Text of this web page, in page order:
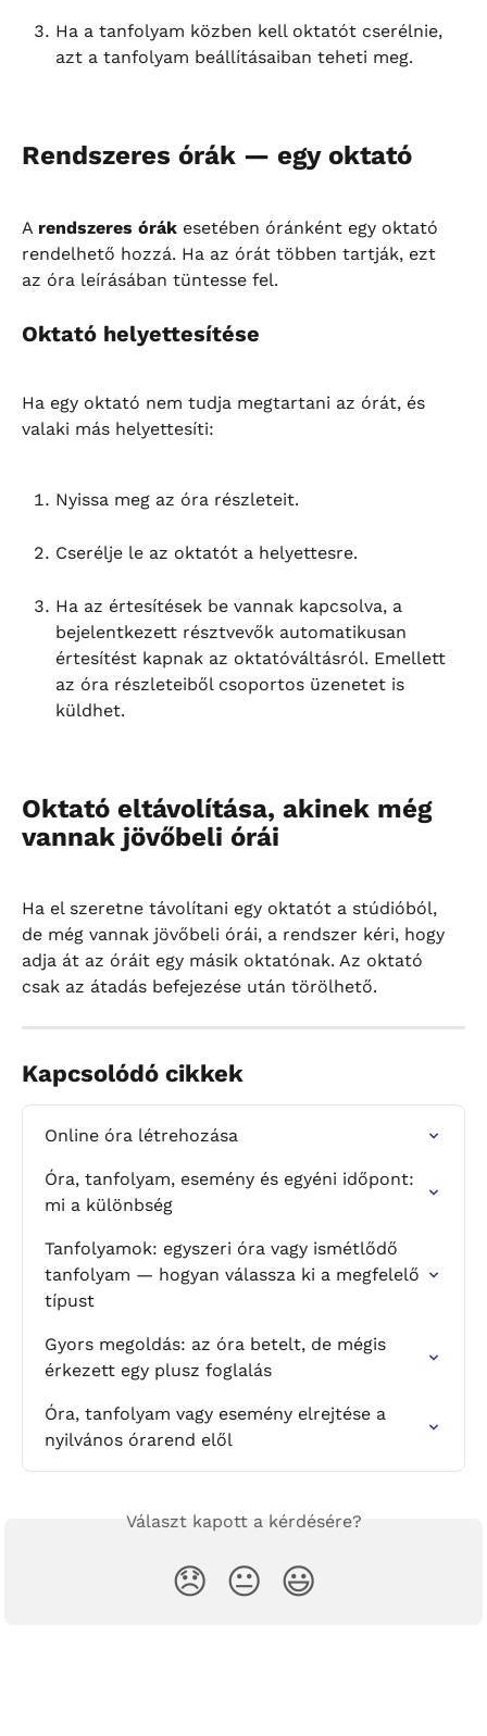
Ha a tanfolyam közben kell oktatót cserélnie,
azt a tanfolyam beállításaiban teheti meg.
Rendszeres órák — egy oktató
A rendszeres órák esetében óránként egy oktató
rendelhető hozzá. Ha az órát többen tartják, ezt
az óra leírásában tüntesse fel.
Oktató helyettesítése
Ha egy oktató nem tudja megtartani az órát, és
valaki más helyettesíti:
Nyissa meg az óra részleteit.
Cserélje le az oktatót a helyettesre.
Ha az értesítések be vannak kapcsolva, a
bejelentkezett résztvevők automatikusan
értesítést kapnak az oktatóváltásról. Emellett
az óra részleteiből csoportos üzenetet is
küldhet.
Oktató eltávolítása, akinek még
vannak jövőbeli órái
Ha el szeretne távolítani egy oktatót a stúdióból,
de még vannak jövőbeli órái, a rendszer kéri, hogy
adja át az óráit egy másik oktatónak. Az oktató
csak az átadás befejezése után törölhető.
Kapcsolódó cikkek
Online óra létrehozása
Óra, tanfolyam, esemény és egyéni időpont:
mi a különbség
Tanfolyamok: egyszeri óra vagy ismétlődő
tanfolyam — hogyan válassza ki a megfelelő
típust
Gyors megoldás: az óra betelt, de mégis
érkezett egy plusz foglalás
Óra, tanfolyam vagy esemény elrejtése a
nyilvános órarend elől
Választ kapott a kérdésére?
😞 😐 😃